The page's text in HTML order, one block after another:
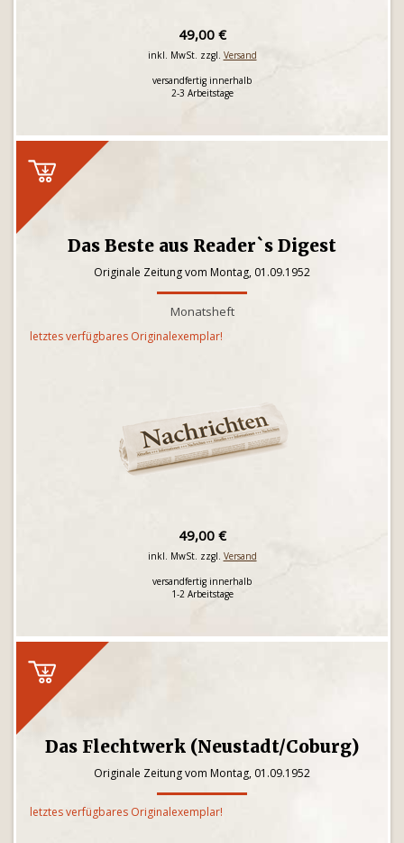
49,00 €
inkl. MwSt. zzgl. Versand
versandfertig innerhalb
2-3 Arbeitstage
Das Beste aus Reader`s Digest
Originale Zeitung vom Montag, 01.09.1952
Monatsheft
letztes verfügbares Originalexemplar!
49,00 €
inkl. MwSt. zzgl. Versand
versandfertig innerhalb
1-2 Arbeitstage
Das Flechtwerk (Neustadt/Coburg)
Originale Zeitung vom Montag, 01.09.1952
letztes verfügbares Originalexemplar!